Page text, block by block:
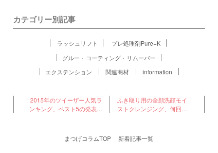
カテゴリー別記事
ラッシュリフト
プレ処理剤Pure+K
グルー・コーティング・リムーバー
エクステンション
関連商材 information
2015年のツイーザー人気ラ
ンキング、ベスト5の発表で
ふき取り用の全顔洗顔モイ
ストクレンジング、何回ぐ
まつげコラムTOP 新着記事一覧